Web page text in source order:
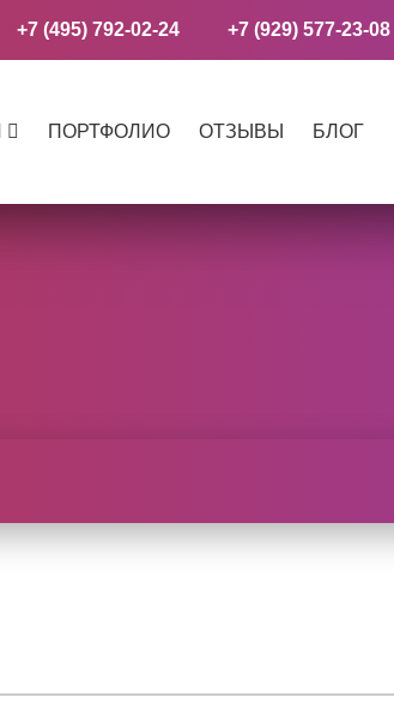
+7 (495) 792-02-24 +7 (929) 577-23-08
ПОРТФОЛИО ОТЗЫВЫ БЛОГ